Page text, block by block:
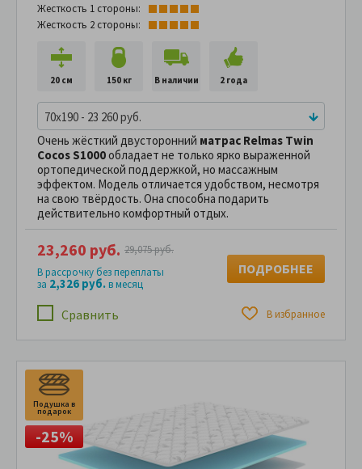
Жесткость 1 стороны:
Жесткость 2 стороны:
20 см 150 кг В наличии 2 года
70x190 - 23 260 руб.
Очень жёсткий двусторонний матрас Relmas Twin
Cocos S1000обладает не только ярко выраженной
ортопедической поддержкой, но массажным
эффектом. Модель отличается удобством, несмотря
на свою твёрдость. Она способна подарить
действительно комфортный отдых.
Сравнить В избранное
23,260 руб. 29,075 руб.
В рассрочку без переплаты
за 2,326 руб.в месяц
ПОДРОБНЕЕ
Подушка в
подарок
-25%